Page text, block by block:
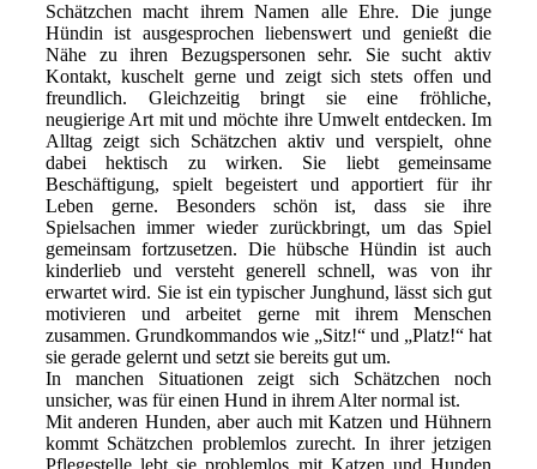
Schätzchen macht ihrem Namen alle Ehre. Die junge
Hündin ist ausgesprochen liebenswert und genießt die
Nähe zu ihren Bezugspersonen sehr. Sie sucht aktiv
Kontakt, kuschelt gerne und zeigt sich stets offen und
freundlich. Gleichzeitig bringt sie eine fröhliche,
neugierige Art mit und möchte ihre Umwelt entdecken. Im
Alltag zeigt sich Schätzchen aktiv und verspielt, ohne
dabei hektisch zu wirken. Sie liebt gemeinsame
Beschäftigung, spielt begeistert und apportiert für ihr
Leben gerne. Besonders schön ist, dass sie ihre
Spielsachen immer wieder zurückbringt, um das Spiel
gemeinsam fortzusetzen. Die hübsche Hündin ist auch
kinderlieb und versteht generell schnell, was von ihr
erwartet wird. Sie ist ein typischer Junghund, lässt sich gut
motivieren und arbeitet gerne mit ihrem Menschen
zusammen. Grundkommandos wie „Sitz!“ und „Platz!“ hat
sie gerade gelernt und setzt sie bereits gut um.
In manchen Situationen zeigt sich Schätzchen noch
unsicher, was für einen Hund in ihrem Alter normal ist.
Mit anderen Hunden, aber auch mit Katzen und Hühnern
kommt Schätzchen problemlos zurecht. In ihrer jetzigen
Pflegestelle lebt sie problemlos mit Katzen und Hunden